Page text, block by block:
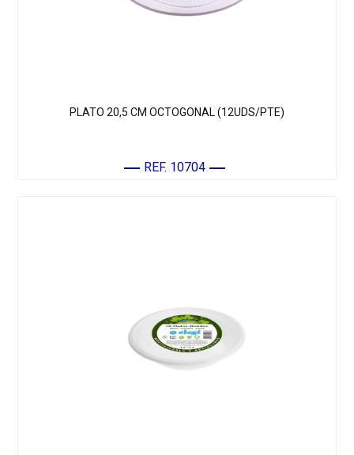
PLATO 20,5 CM OCTOGONAL (12UDS/PTE)
REF. 10704